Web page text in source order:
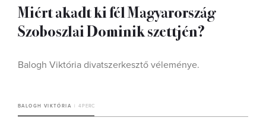
Miért akadt ki fél Magyarország
Szoboszlai Dominik szettjén?
Balogh Viktória divatszerkesztő véleménye.
BALOGH VIKTÓRIA 4 PERC